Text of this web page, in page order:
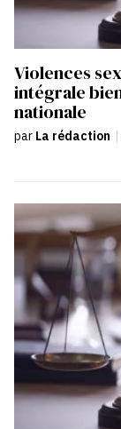
Violences
intégrale
nationale
par La rédaction |